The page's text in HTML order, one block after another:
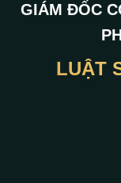
GIÁM ĐỐC
LUẬT